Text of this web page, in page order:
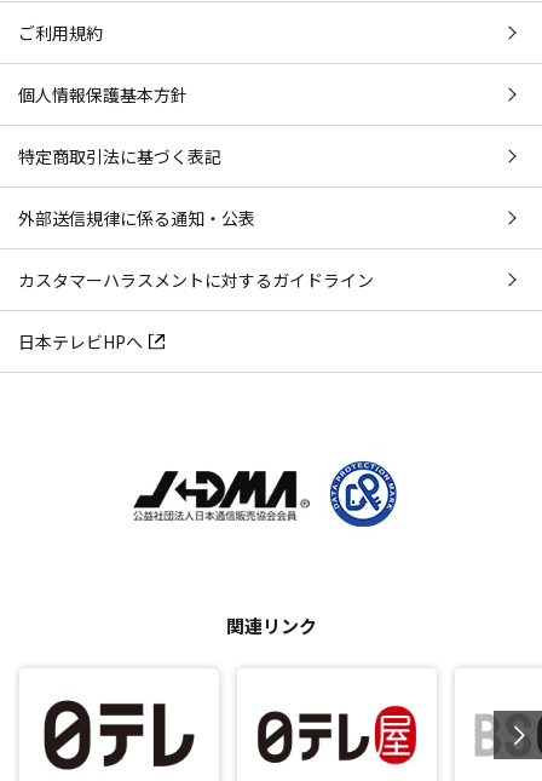
ご利用規約
個人情報保護基本方針
特定商取引法に基づく表記
外部送信規律に係る通知・公表
カスタマーハラスメントに対するガイドライン
日本テレビHPへ
関連リンク